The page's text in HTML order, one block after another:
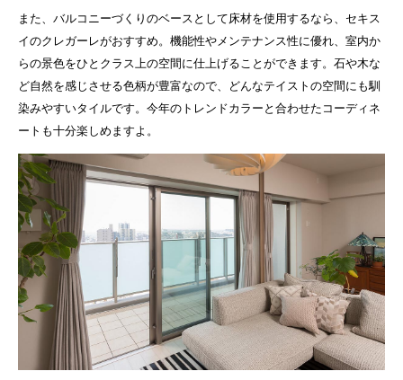
また、バルコニーづくりのベースとして床材を使用するなら、セキス
イのクレガーレがおすすめ。機能性やメンテナンス性に優れ、室内か
らの景色をひとクラス上の空間に仕上げることができます。石や木な
ど自然を感じさせる色柄が豊富なので、どんなテイストの空間にも馴
染みやすいタイルです。今年のトレンドカラーと合わせたコーディネ
ートも十分楽しめますよ。